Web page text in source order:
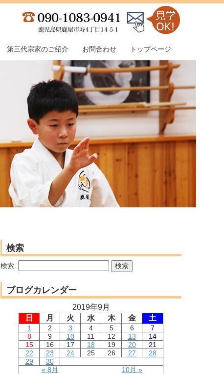
第三代宗家のご紹介 お問合わせ トップページ
検索
検索:
ブログカレンダー
2019年9月
日
月 火 水 木 金 土
« 8月 10月 »
1 2 3 4 5 6
7
8
9 10 11 12 13
14
15
16 17 18 19 20
21
22
23 24 25 26 27
28
29
30